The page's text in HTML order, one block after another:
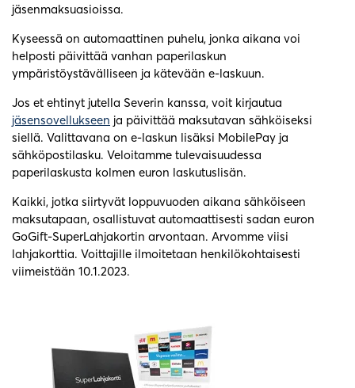
jäsenmaksuasioissa.
Kyseessä on automaattinen puhelu, jonka aikana voi
helposti päivittää vanhan paperilaskun
ympäristöystävälliseen ja kätevään e-laskuun.
Jos et ehtinyt jutella Severin kanssa, voit kirjautua
jäsensovellukseen ja päivittää maksutavan sähköiseksi
siellä. Valittavana on e-laskun lisäksi MobilePay ja
sähköpostilasku. Veloitamme tulevaisuudessa
paperilaskusta kolmen euron laskutuslisän.
Kaikki, jotka siirtyvät loppuvuoden aikana sähköiseen
maksutapaan, osallistuvat automaattisesti sadan euron
GoGift-SuperLahjakortin arvontaan. Arvomme viisi
lahjakorttia. Voittajille ilmoitetaan henkilökohtaisesti
viimeistään 10.1.2023.